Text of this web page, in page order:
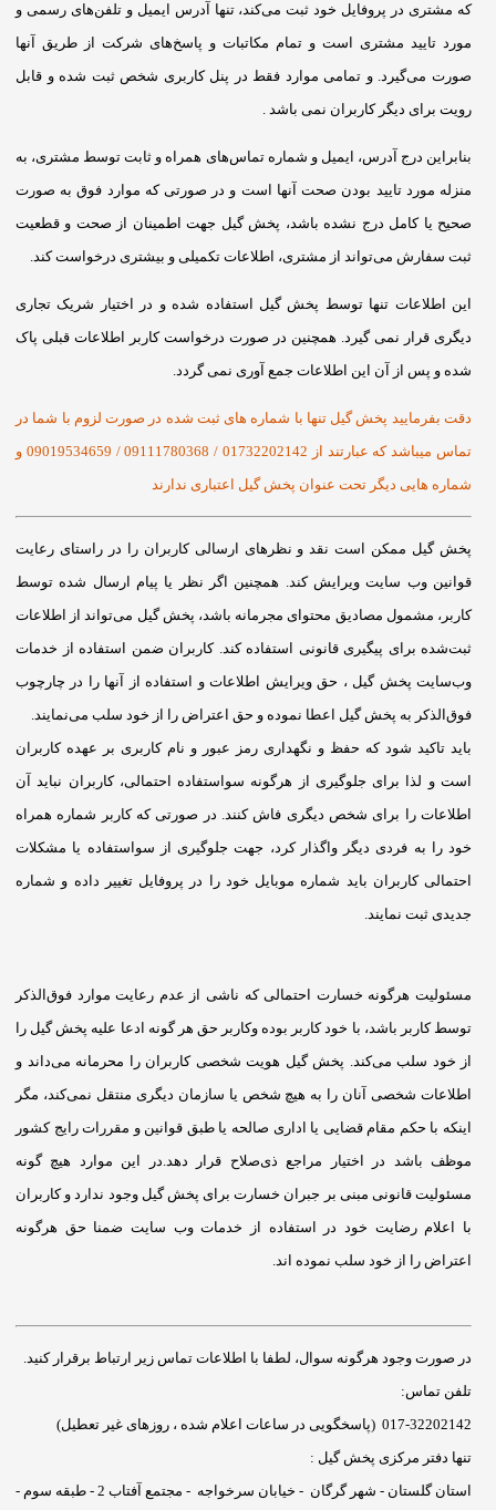
که مشتری در پروفایل خود ثبت می‌کند، تنها آدرس ایمیل و تلفن‌های رسمی و
مورد تایید مشتری است و تمام مکاتبات و پاسخ‌های شرکت از طریق آنها
صورت می‌گیرد. و تمامی موارد فقط در پنل کاربری شخص ثبت شده و قابل
رویت برای دیگر کاربران نمی باشد .
بنابراین درج آدرس، ایمیل و شماره تماس‌های همراه و ثابت توسط مشتری، به
منزله مورد تایید بودن صحت آنها است و در صورتی که موارد فوق به صورت
صحیح یا کامل درج نشده باشد، پخش گیل جهت اطمینان از صحت و قطعیت
ثبت سفارش می‌تواند از مشتری، اطلاعات تکمیلی و بیشتری درخواست کند.
این اطلاعات تنها توسط پخش گیل استفاده شده و در اختیار شریک تجاری
دیگری قرار نمی گیرد. همچنین در صورت درخواست کاربر اطلاعات قبلی پاک
شده و پس از آن این اطلاعات جمع آوری نمی گردد.
دقت بفرمایید پخش گیل تنها با شماره های ثبت شده در صورت لزوم با شما در
تماس میباشد که عبارتند از 01732202142 / 09111780368 / 09019534659 و
شماره هایی دیگر تحت عنوان پخش گیل اعتباری ندارند
پخش گیل ممکن است نقد و نظرهای ارسالی کاربران را در راستای رعایت
قوانین وب سایت ویرایش کند. همچنین اگر نظر یا پیام ارسال شده توسط
کاربر، مشمول مصادیق محتوای مجرمانه باشد، پخش گیل می‌تواند از اطلاعات
ثبت‌شده برای پیگیری قانونی استفاده کند. کاربران ضمن استفاده از خدمات
وب‌سایت پخش گیل ، حق ویرایش اطلاعات و استفاده از آنها را در چارچوب
فوق‌الذکر به پخش گیل اعطا نموده و حق اعتراض را از خود سلب می‌نمایند.
باید تاکید شود که حفظ و نگهداری رمز عبور و نام کاربری بر عهده کاربران
است و لذا برای جلوگیری از هرگونه سواستفاده احتمالی، کاربران نباید آن
اطلاعات را برای شخص دیگری فاش کنند. در صورتی که کاربر شماره همراه
خود را به فردی دیگر واگذار کرد، جهت جلوگیری از سواستفاده یا مشکلات
احتمالی کاربران باید شماره موبایل خود را در پروفایل تغییر داده و شماره
جدیدی ثبت نمایند.
مسئولیت هرگونه خسارت احتمالی که ناشی از عدم رعایت موارد فوق‌الذکر
توسط کاربر باشد، با خود کاربر بوده وکاربر حق هر گونه ادعا علیه پخش گیل را
از خود سلب می‌کند. پخش گیل هویت شخصی کاربران را محرمانه می‌داند و
اطلاعات شخصی آنان را به هیچ شخص یا سازمان دیگری منتقل نمی‌کند، مگر
اینکه با حکم مقام قضایی یا اداری صالحه یا طبق قوانین و مقررات رایج کشور
موظف باشد در اختیار مراجع ذی‌صلاح قرار دهد.در این موارد هیچ گونه
مسئولیت قانونی مبنی بر جبران خسارت برای پخش گیل وجود ندارد و کاربران
با اعلام رضایت خود در استفاده از خدمات وب سایت ضمنا حق هرگونه
اعتراض را از خود سلب نموده اند.
در صورت وجود هرگونه سوال، لطفا با اطلاعات تماس زیر ارتباط برقرار کنید.
تلفن تماس:
017-32202142 (پاسخگویی در ساعات اعلام شده ، روزهای غیر تعطیل)
تنها دفتر مرکزی پخش گیل :
استان گلستان - شهر گرگان - خیابان سرخواجه - مجتمع آفتاب 2 - طبقه سوم -